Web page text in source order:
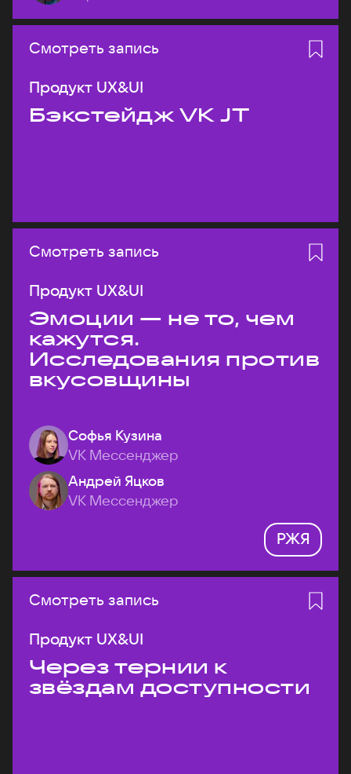
Смотреть запись
Продукт UX&UI
Бэкстейдж VK JT
Смотреть запись
Продукт UX&UI
Эмоции — не то, чем
кажутся.
Исследования против
вкусовщины
Софья Кузина
VK Мессенджер
Андрей Яцков
VK Мессенджер
РЖЯ
Смотреть запись
Продукт UX&UI
Через тернии к
звёздам доступности